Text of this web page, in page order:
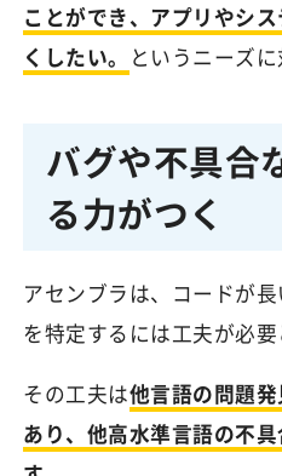
ことができ、アプリやシ
くしたい。
というニーズに
バグや不具合
る力がつく
アセンブラは、コードが
を特定するには工夫が必要
その工夫は他言語の問題
あり、他高水準言語の不